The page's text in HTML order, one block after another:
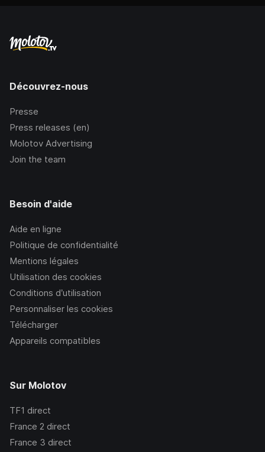
Découvrez-nous
Presse
Press releases (en)
Molotov Advertising
Join the team
Besoin d'aide
Aide en ligne
Politique de confidentialité
Mentions légales
Utilisation des cookies
Conditions d’utilisation
Personnaliser les cookies
Télécharger
Appareils compatibles
Sur Molotov
TF1 direct
France 2 direct
France 3 direct